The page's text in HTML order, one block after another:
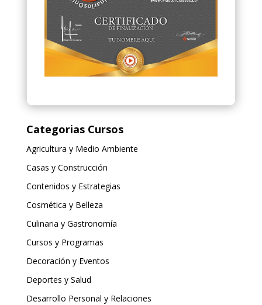
Categorias Cursos
Agricultura y Medio Ambiente
Casas y Construcción
Contenidos y Estrategias
Cosmética y Belleza
Culinaria y Gastronomía
Cursos y Programas
Decoración y Eventos
Deportes y Salud
Desarrollo Personal y Relaciones